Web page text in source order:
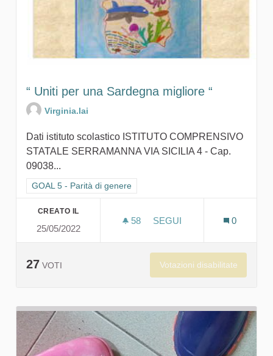
“ Uniti per una Sardegna migliore “
Virginia.lai
Dati istituto scolastico ISTITUTO COMPRENSIVO
STATALE SERRAMANNA VIA SICILIA 4 - Cap.
09038...
Filtra i risultati per categoria: GOAL 5 - Parità di genere
GOAL 5 - Parità di genere
CREATO IL
25/05/2022
58 58 SOSTENITORI
SEGUI
0
27 VOTI Votazioni disabilitate